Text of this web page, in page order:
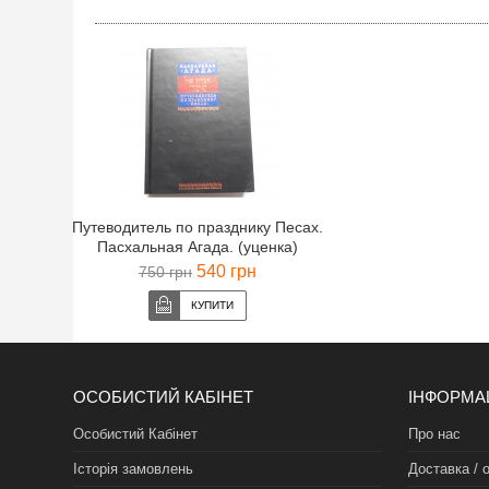
Путеводитель по празднику Песах.
Пасхальная Агада. (уценка)
750 грн 540 грн
ОСОБИСТИЙ КАБІНЕТ
Особистий Кабінет
Історія замовлень
Про нас
Доставка /